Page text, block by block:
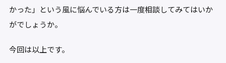
かった」という風に悩んでいる方は一度相談してみてはいか
がでしょうか。
今回は以上です。